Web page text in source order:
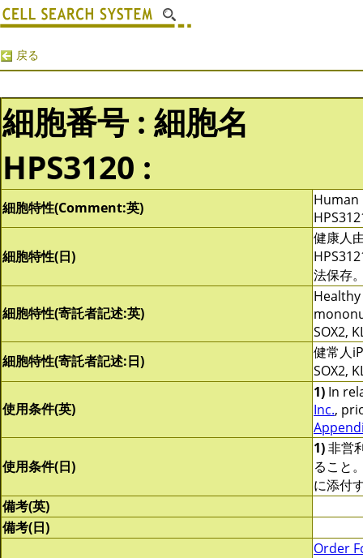
戻る
細胞番号 : 細胞名
HPS3120 :
細胞特性(Comment:英)
Human
細胞特性(日)
健康人
法保存
細胞特性(寄託者記述:英)
SOX2,
細胞特性(寄託者記述:日)
健常人
SOX2,
使用条件(英)
1) In
Inc.,
使用条件(日)
1)非営
ること
に添付
備考(英)
備考(日)
Order